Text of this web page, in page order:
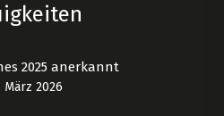
2025 anerkannt
März 2026